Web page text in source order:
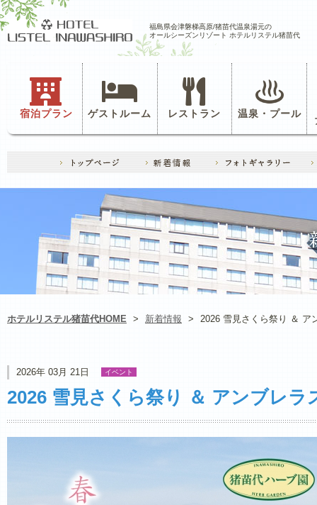
福島県会津磐梯高原/猪苗代温泉湯元の
オールシーズンリゾート ホテルリステル猪苗代
宿泊プラン ゲストルーム レストラン 温泉・プール
ホテルリステル猪苗代HOME > 新着情報 > 2026 雪見さくら祭り ＆ ア
2026年 03月 21日 イベント
2026 雪見さくら祭り ＆ アンブレラ